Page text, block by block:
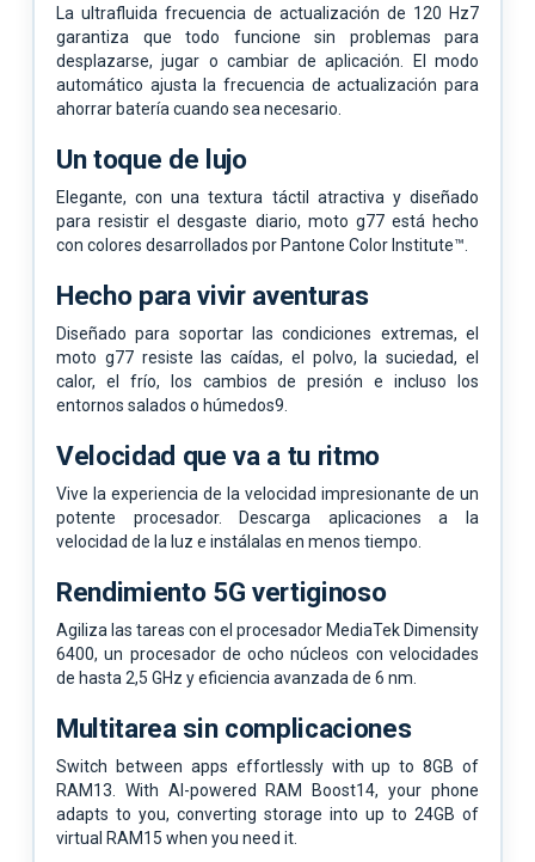
La ultrafluida frecuencia de actualización de 120 Hz7
garantiza que todo funcione sin problemas para
desplazarse, jugar o cambiar de aplicación. El modo
automático ajusta la frecuencia de actualización para
ahorrar batería cuando sea necesario.
Un toque de lujo
Elegante, con una textura táctil atractiva y diseñado
para resistir el desgaste diario, moto g77 está hecho
con colores desarrollados por Pantone Color Institute™.
Hecho para vivir aventuras
Diseñado para soportar las condiciones extremas, el
moto g77 resiste las caídas, el polvo, la suciedad, el
calor, el frío, los cambios de presión e incluso los
entornos salados o húmedos9.
Velocidad que va a tu ritmo
Vive la experiencia de la velocidad impresionante de un
potente procesador. Descarga aplicaciones a la
velocidad de la luz e instálalas en menos tiempo.
Rendimiento 5G vertiginoso
Agiliza las tareas con el procesador MediaTek Dimensity
6400, un procesador de ocho núcleos con velocidades
de hasta 2,5 GHz y eficiencia avanzada de 6 nm.
Multitarea sin complicaciones
Switch between apps effortlessly with up to 8GB of
RAM13. With AI-powered RAM Boost14, your phone
adapts to you, converting storage into up to 24GB of
virtual RAM15 when you need it.